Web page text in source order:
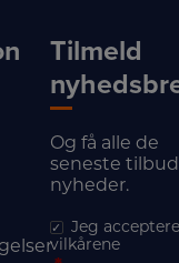
Tilmeld
Og få alle de
seneste
nyheder.
Jeg
vilkårene